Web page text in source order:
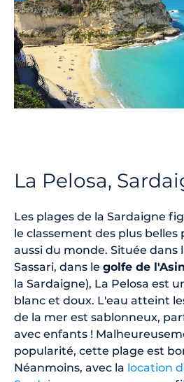
La Pelosa,
Les plages de la Sardaigne
le classement des plus belles
aussi du monde. Située dans
Sassari, dans le golfe de
la Sardaigne), La Pelosa est
blanc et doux. L'eau atteint
de la mer est sablonneux,
avec enfants !
popularité, cette plage est
Néanmoins, avec la location